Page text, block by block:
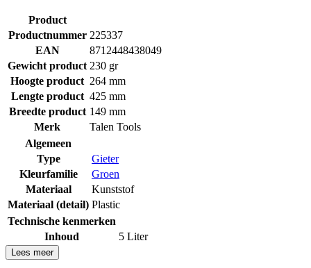
Product
Productnummer 225337
EAN
8712448438049
Gewicht product 230 gr
Hoogte product 264 mm
Lengte product 425 mm
Breedte product 149 mm
Merk
Talen Tools
Algemeen
Type
Gieter
Kleurfamilie
Groen
Materiaal
Kunststof
Materiaal (detail) Plastic
Technische kenmerken
Inhoud
5 Liter
Lees meer